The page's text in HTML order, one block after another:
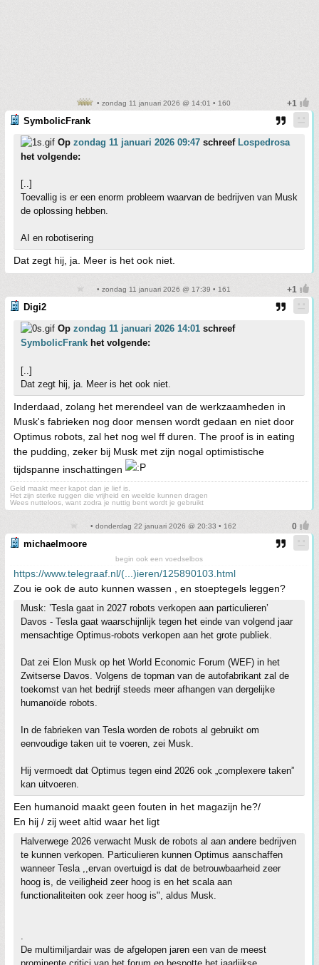
• zondag 11 januari 2026 @ 14:01 • 160
SymbolicFrank
Op zondag 11 januari 2026 09:47 schreef Lospedrosa
het volgende:
[..]
Toevallig is er een enorm probleem waarvan de bedrijven van Musk
de oplossing hebben.
AI en robotisering
Dat zegt hij, ja. Meer is het ook niet.
• zondag 11 januari 2026 @ 17:39 • 161
Digi2
Op zondag 11 januari 2026 14:01 schreef
SymbolicFrank het volgende:
[..]
Dat zegt hij, ja. Meer is het ook niet.
Inderdaad, zolang het merendeel van de werkzaamheden in
Musk's fabrieken nog door mensen wordt gedaan en niet door
Optimus robots, zal het nog wel ff duren. The proof is in eating
the pudding, zeker bij Musk met zijn nogal optimistische
tijdspanne inschattingen
Geld maakt meer kapot dan je lief is.
Het zijn sterke ruggen die vrijheid en weelde kunnen dragen
Wees nutteloos, want zodra je nuttig bent wordt je gebruikt
• donderdag 22 januari 2026 @ 20:33 • 162
michaelmoore
begin ook een voedselbos
https://www.telegraaf.nl/(...)ieren/125890103.html
Zou ie ook de auto kunnen wassen , en stoeptegels leggen?
Musk: ’Tesla gaat in 2027 robots verkopen aan particulieren’
Davos - Tesla gaat waarschijnlijk tegen het einde van volgend jaar
mensachtige Optimus-robots verkopen aan het grote publiek.
Dat zei Elon Musk op het World Economic Forum (WEF) in het
Zwitserse Davos. Volgens de topman van de autofabrikant zal de
toekomst van het bedrijf steeds meer afhangen van dergelijke
humanoïde robots.
In de fabrieken van Tesla worden de robots al gebruikt om
eenvoudige taken uit te voeren, zei Musk.
Hij vermoedt dat Optimus tegen eind 2026 ook „complexere taken”
kan uitvoeren.
Een humanoid maakt geen fouten in het magazijn he?/
En hij / zij weet altid waar het ligt
Halverwege 2026 verwacht Musk de robots al aan andere bedrijven
te kunnen verkopen. Particulieren kunnen Optimus aanschaffen
wanneer Tesla ,,ervan overtuigd is dat de betrouwbaarheid zeer
hoog is, de veiligheid zeer hoog is en het scala aan
functionaliteiten ook zeer hoog is", aldus Musk.
.
De multimiljardair was de afgelopen jaren een van de meest